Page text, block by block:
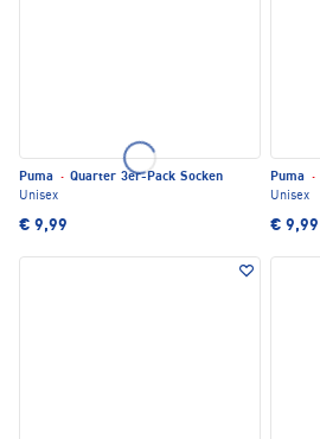
Puma · Quarter 3er-Pack Socken
Unisex
€ 9,99
Puma ·
Unisex
€ 9,99